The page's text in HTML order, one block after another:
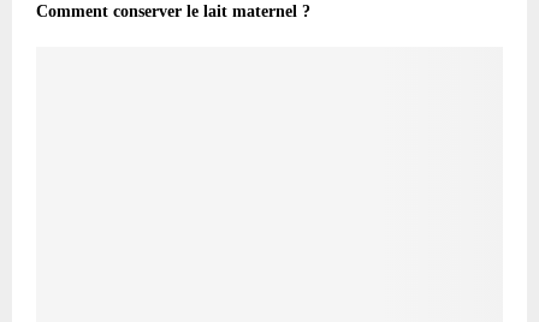
Comment conserver le lait maternel ?